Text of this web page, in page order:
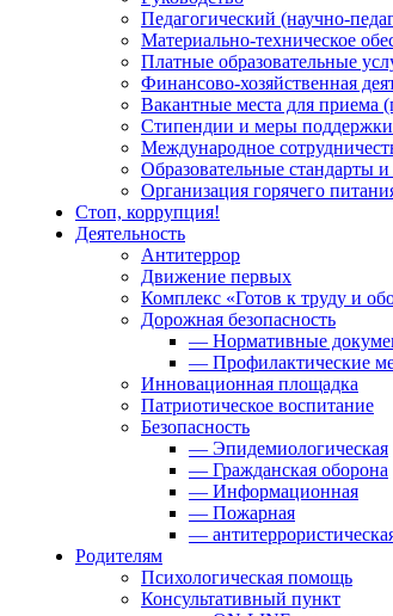
Педагогический (научно-
Материально-техническое
Платные образовательные
Финансово-хозяйственная
Вакантные места для приема
Стипендии и меры
Международное
Образовательные стандарты
Организация горячего
Стоп, коррупция!
Деятельность
Антитеррор
Движение первых
Комплекс «Готов к труду и
Дорожная безопасность
— Нормативные
— Профилактические
Инновационная площадка
Патриотическое воспитание
Безопасность
— Эпидемиологическая
— Гражданская оборона
— Информационная
— Пожарная
—
Родителям
Психологическая помощь
Консультативный пункт